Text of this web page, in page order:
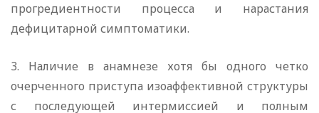
прогредиентности процесса и нарастания
дефицитарной симптоматики.
3. Наличие в анамнезе хотя бы одного четко
очерченного приступа изоаффективной структуры
с последующей интермиссией и полным